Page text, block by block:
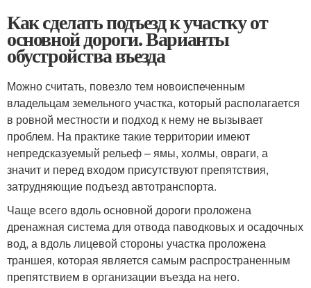
Как сделать подъезд к участку от
основной дороги. Варианты
обустройства въезда
Можно считать, повезло тем новоиспеченным
владельцам земельного участка, который располагается
в ровной местности и подход к нему не вызывает
проблем. На практике такие территории имеют
непредсказуемый рельеф – ямы, холмы, овраги, а
значит и перед входом присутствуют препятствия,
затрудняющие подъезд автотранспорта.
Чаще всего вдоль основной дороги проложена
дренажная система для отвода паводковых и осадочных
вод, а вдоль лицевой стороны участка проложена
траншея, которая является самым распространенным
препятствием в организации въезда на него.